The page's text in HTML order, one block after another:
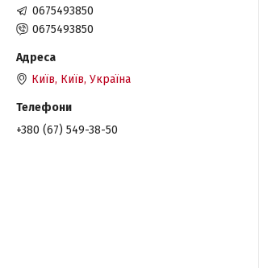
0675493850
0675493850
Київ, Київ, Україна
+380 (67) 549-38-50